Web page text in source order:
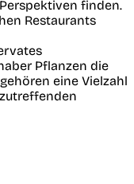
finden.
Restaurants
Pflanzen die
eine Vielzahl